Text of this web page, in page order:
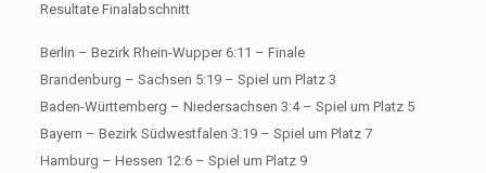
Resultate Finalabschnitt
Berlin – Bezirk Rhein-Wupper 6:11 – Finale
Brandenburg – Sachsen 5:19 – Spiel um Platz 3
Baden-Württemberg – Niedersachsen 3:4 – Spiel um Platz 5
Bayern – Bezirk Südwestfalen 3:19 – Spiel um Platz 7
Hamburg – Hessen 12:6 – Spiel um Platz 9